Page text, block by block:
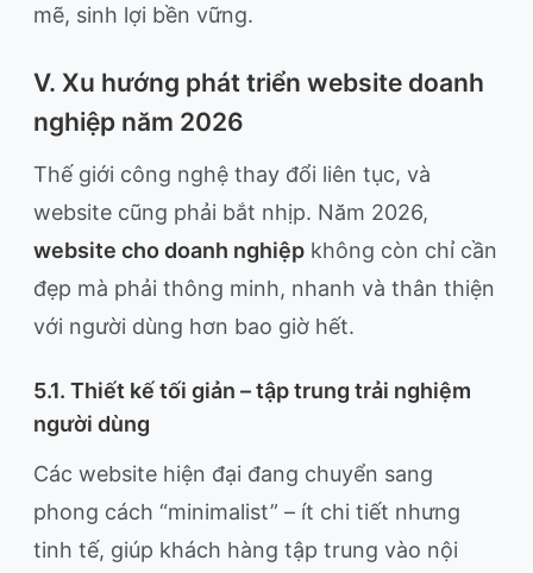
mẽ, sinh lợi bền vững.
V. Xu hướng phát triển website doanh
nghiệp năm 2026
Thế giới công nghệ thay đổi liên tục, và
website cũng phải bắt nhịp. Năm 2026,
website cho doanh nghiệp không còn chỉ cần
đẹp mà phải thông minh, nhanh và thân thiện
với người dùng hơn bao giờ hết.
5.1. Thiết kế tối giản – tập trung trải nghiệm
người dùng
Các website hiện đại đang chuyển sang
phong cách “minimalist” – ít chi tiết nhưng
tinh tế, giúp khách hàng tập trung vào nội